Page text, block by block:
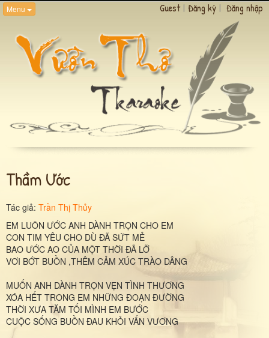
Menu Guest | Đăng ký | Đăng nhập
Thầm Ước
Tác giả: Trần Thị Thủy
EM LUÔN ƯỚC ANH DÀNH TRỌN CHO EM
CON TIM YÊU CHO DÙ ĐÃ SỨT MẺ
BAO ƯỚC AO CỦA MỘT THỜI ĐÃ LỠ
VƠI BỚT BUỒN ,THÊM CẢM XÚC TRÀO DÂNG
MUỐN ANH DÀNH TRỌN VẸN TÌNH THƯƠNG
XÓA HẾT TRONG EM NHỮNG ĐOẠN ĐƯỜNG
THỜI XƯA TĂM TỐI MÌNH EM BƯỚC
CUỘC SỐNG BUỒN ĐAU KHỎI VẤN VƯƠNG